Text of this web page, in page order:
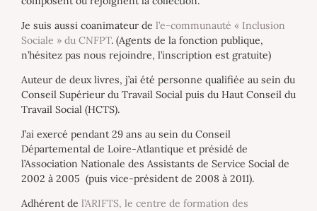
Je suis aussi coanimateur de l’e-communauté « Inclusion
Sociale » du CNFPT. (Agents de la fonction publique,
n’hésitez pas nous rejoindre, l’inscription est gratuite)
Auteur de deux livres, j’ai été personne qualifiée au sein du
Conseil Supérieur du Travail Social puis du Haut Conseil du
Travail Social (HCTS).
J’ai exercé pendant 29 ans au sein du Conseil
Départemental de Loire-Atlantique et présidé de
l’Association Nationale des Assistants de Service Social de
2002 à 2005 (puis vice-président de 2008 à 2011).
Adhérent de l’ARIFTS, le centre de formation des